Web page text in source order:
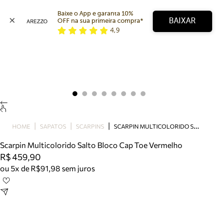
Bolsa
Tamanco
Tênis
Mule
Baixe o App e garanta 10%
OFF na sua primeira compra*
4,9
BAIXAR
HOME SAPATOS SCARPINS S
CARPIN MULTICOLORIDO SALTO BLOCO CAP TOE VERMELHO
Scarpin Multicolorido Salto Bloco Cap Toe Vermelho
R$ 459,90
ou 5x de R$91,98 sem juros